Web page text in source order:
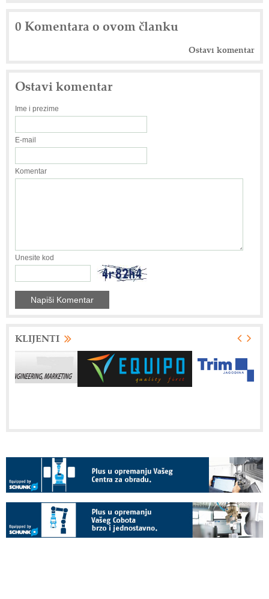
0 Komentara o ovom članku
Ostavi komentar
Ostavi komentar
Ime i prezime
E-mail
Komentar
Unesite kod
KLIJENTI